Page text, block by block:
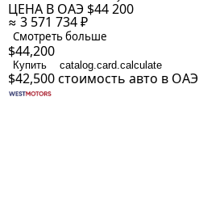
ЦЕНА В ОАЭ $44 200
≈ 3 571 734 ₽
Смотреть больше
$44,200
Купить catalog.card.calculate
$42,500стоимость авто в ОАЭ